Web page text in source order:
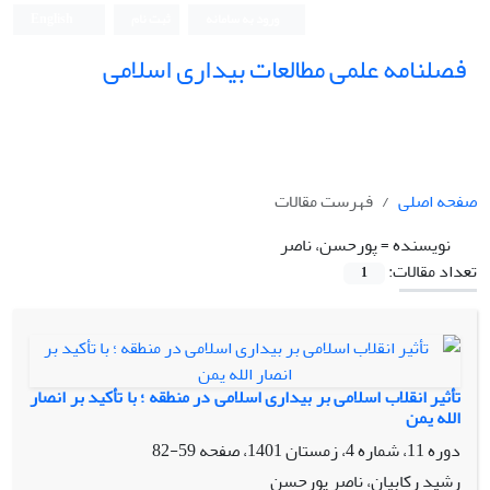
فصلنامه علمی مطالعات بیداری اسلامی
صفحه اصلی
فهرست مقالات
نویسنده =پورحسن، ناصر
تعداد مقالات:
1
تأثیر انقلاب اسلامی بر بیداری اسلامی در منطقه ؛ با تأکید بر انصار
الله یمن
دوره 11، شماره 4، زمستان 1401، صفحه
59-82
رشید رکابیان، ناصر پورحسن